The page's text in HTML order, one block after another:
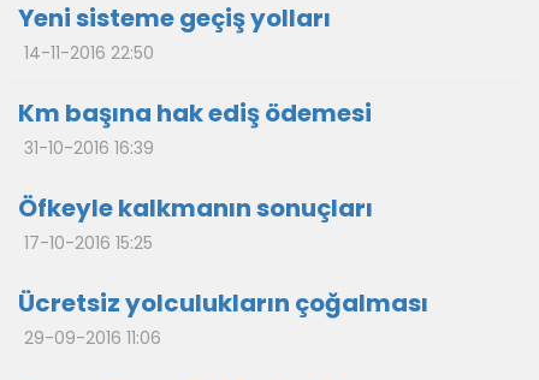
Yeni sisteme geçiş yolları
14-11-2016 22:50
Km başına hak ediş ödemesi
31-10-2016 16:39
Öfkeyle kalkmanın sonuçları
17-10-2016 15:25
Ücretsiz yolculukların çoğalması
29-09-2016 11:06